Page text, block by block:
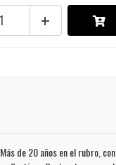
+
de 20 años en el rubro, con